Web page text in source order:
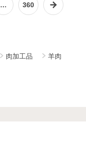
… 360
肉加工品
羊肉